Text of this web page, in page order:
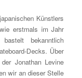
Künstlers
erstmals im Jahr
bekanntlich
Decks. Über
Jonathan Levine
wir an dieser Stelle